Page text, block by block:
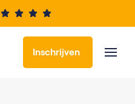
Inschrijven